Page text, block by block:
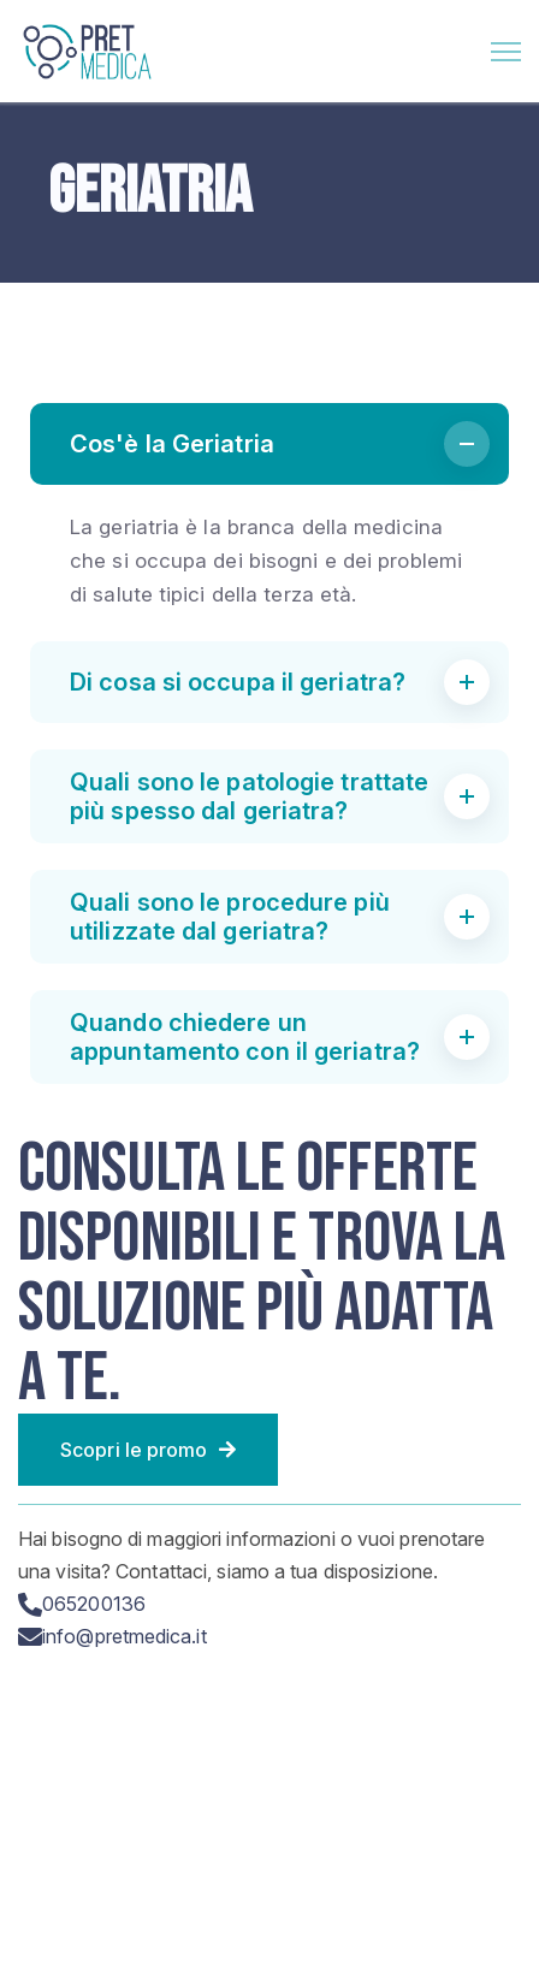
Geriatria
Cos'è la Geriatria
La geriatria è la branca della medicina
che si occupa dei bisogni e dei problemi
di salute tipici della terza età.
Di cosa si occupa il geriatra?
Quali sono le patologie trattate
più spesso dal geriatra?
Quali sono le procedure più
utilizzate dal geriatra?
Quando chiedere un
appuntamento con il geriatra?
Consulta le offerte
disponibili e trova la
soluzione più adatta
a te.
Scopri le promo
Hai bisogno di maggiori informazioni o vuoi prenotare
una visita? Contattaci, siamo a tua disposizione.
065200136
info@pretmedica.it